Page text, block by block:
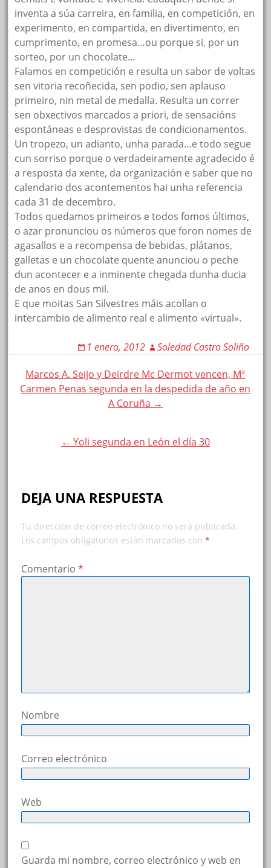
inventa a súa carreira, en familia, en competición, en
experimento, en compartida, en divertimento, en
cumprimento, en promesa…ou porque si, por un
sorteo, por un chocolate…
Falamos en competición e resulta un sabor de voltas
sen vitoria recoñecida, sen podio, sen aplauso
primeiro, nin metal de medalla. Resulta un correr
sen obxectivos marcados a priori, de sensacións
espontáneas e desprovistas de condicionamentos.
Un tropezo, un adianto, unha parada…e todo segue
cun sorriso porque o verdadeiramente agradecido é
a resposta da xente, da organización e saber que no
calendario dos acontementos hai unha referencia
cada 31 de decembro.
Todos quedamos primeiros e todos fomos últimos,
o azar pronunciou os números que foron nomes de
agasallos e a recompensa de bebidas, plátanos,
galletas e un chocolate quente anunciou o peche
dun acontecer e a inminente chegada dunha ducia
de anos en dous mil.
E que moitas San Silvestres máis acollan o
intercambio de alimento real e alimento «virtual».
1 enero, 2012 Soledad Castro Soliño
Post
navigation
Marcos A. Seijo y Deirdre Mc Dermot vencen, Mª
Carmen Penas segunda en la despedida de año en
A Coruña →
← Yoli segunda en León el día 30
DEJA UNA RESPUESTA
Tu dirección de correo electrónico no será publicada.
Los campos obligatorios están marcados con *
Comentario *
Nombre
Correo electrónico
Web
Guarda mi nombre, correo electrónico y web en